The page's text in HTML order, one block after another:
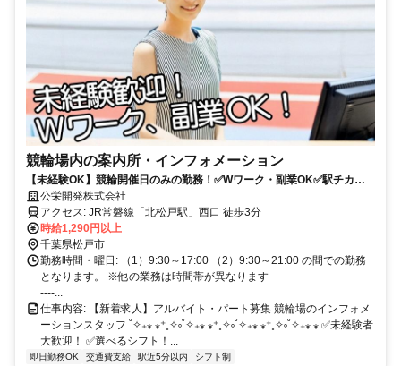
競輪場内の案内所・インフォメーション
【未経験OK】競輪開催日のみの勤務！✅Wワーク・副業OK✅駅チカ徒
歩3分✅シフト自由✅交通費支給
公栄開発株式会社
アクセス: JR常磐線「北松戸駅」西口 徒歩3分
時給1,290円以上
千葉県松戸市
勤務時間・曜日: （1）9:30～17:00 （2）9:30～21:00 の間での勤務
となります。 ※他の業務は時間帯が異なります -----------------------------
----...
仕事内容: 【新着求人】アルバイト・パート募集 競輪場のインフォメ
ーションスタッフ ˚✧₊⁎ ⁎⁺˳✧༚˚✧₊⁎ ⁎⁺˳✧༚˚✧₊⁎ ⁎⁺˳✧༚˚✧₊⁎ ⁎ ✅️未経験者
大歓迎！ ✅️選べるシフト！...
即日勤務OK 交通費支給 駅近5分以内 シフト制